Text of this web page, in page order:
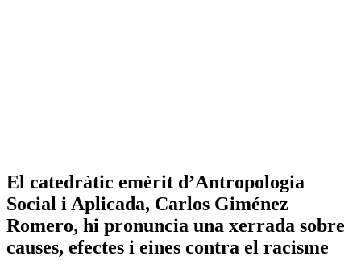
El catedràtic emèrit d’Antropologia
Social i Aplicada, Carlos Giménez
Romero, hi pronuncia una xerrada sobre
causes, efectes i eines contra el racisme